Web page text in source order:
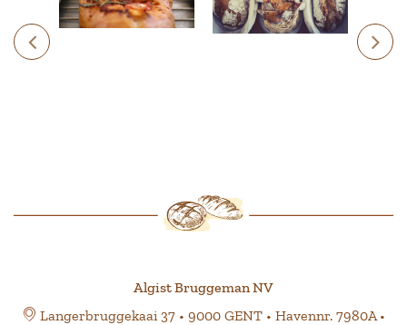
Algist Bruggeman NV
Langerbruggekaai 37 • 9000 GENT • Havennr. 7980A •